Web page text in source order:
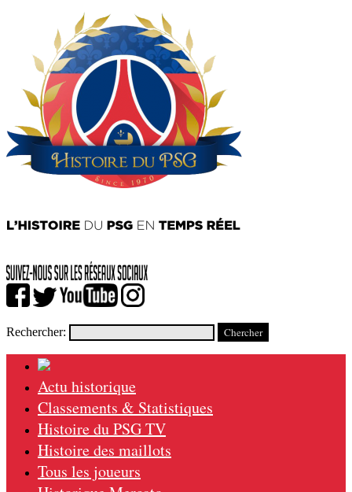
Rechercher:
Actu historique
Classements & Statistiques
Histoire du PSG TV
Histoire des maillots
Tous les joueurs